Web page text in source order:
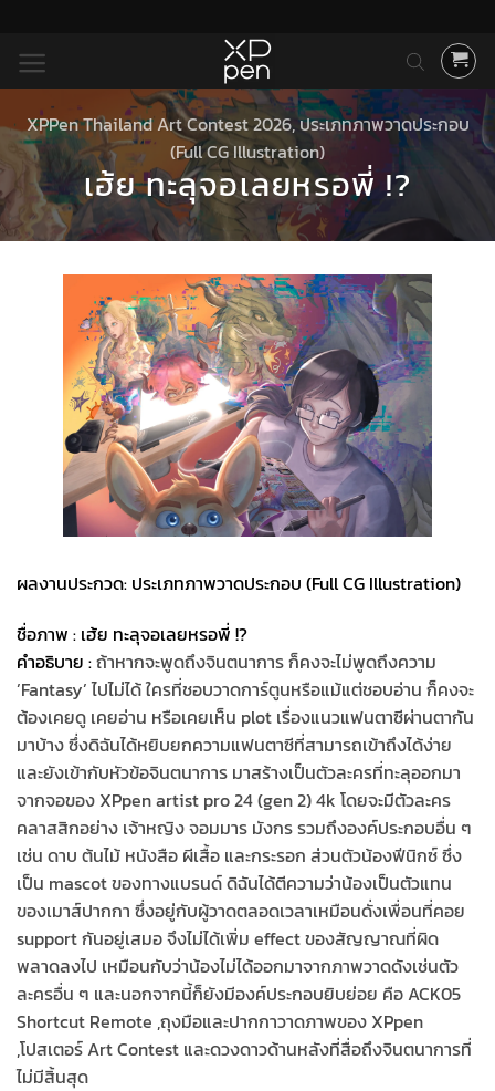
ยัง
เนื้อหา
XPPen Thailand Art Contest 2026,ประเภทภาพวาดประกอบ
(Full CG Illustration)
เฮ้ย ทะลุจอเลยหรอพี่ !?
ผลงานประกวด: ประเภทภาพวาดประกอบ (Full CG Illustration)
ชื่อภาพ : เฮ้ย ทะลุจอเลยหรอพี่ !?
คำอธิบาย :ถ้าหากจะพูดถึงจินตนาการ ก็คงจะไม่พูดถึงความ
’Fantasy’ ไปไม่ได้ ใครที่ชอบวาดการ์ตูนหรือแม้แต่ชอบอ่าน ก็คงจะ
ต้องเคยดู เคยอ่าน หรือเคยเห็น plot เรื่องแนวแฟนตาซีผ่านตากัน
มาบ้าง ซึ่งดิฉันได้หยิบยกความแฟนตาซีที่สามารถเข้าถึงได้ง่าย
และยังเข้ากับหัวข้อจินตนาการ มาสร้างเป็นตัวละครที่ทะลุออกมา
จากจอของ XPpen artist pro 24 (gen 2) 4k โดยจะมีตัวละคร
คลาสสิกอย่าง เจ้าหญิง จอมมาร มังกร รวมถึงองค์ประกอบอื่น ๆ
เช่น ดาบ ต้นไม้ หนังสือ ผีเสื้อ และกระรอก ส่วนตัวน้องฟีนิกซ์ ซึ่ง
เป็น mascot ของทางแบรนด์ ดิฉันได้ตีความว่าน้องเป็นตัวแทน
ของเมาส์ปากกา ซึ่งอยู่กับผู้วาดตลอดเวลาเหมือนดั่งเพื่อนที่คอย
support กันอยู่เสมอ จึงไม่ได้เพิ่ม effect ของสัญญาณที่ผิด
พลาดลงไป เหมือนกับว่าน้องไม่ได้ออกมาจากภาพวาดดังเช่นตัว
ละครอื่น ๆ และนอกจากนี้ก็ยังมีองค์ประกอบยิบย่อย คือ ACK05
Shortcut Remote ,ถุงมือและปากกาวาดภาพของ XPpen
,โปสเตอร์ Art Contest และดวงดาวด้านหลังที่สื่อถึงจินตนาการที่
ไม่มีสิ้นสุด